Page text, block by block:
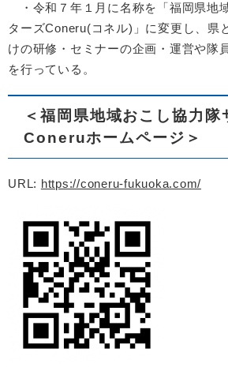
・令和７年１月に名称を「福岡県地
ターズConeru(コネル)」に変更し、県
けの研修・セミナーの企画・運営や隊
を行っている。
＜福岡県地域おこし協力隊
Coneruホームページ＞
URL: https://coneru-fukuoka.com/